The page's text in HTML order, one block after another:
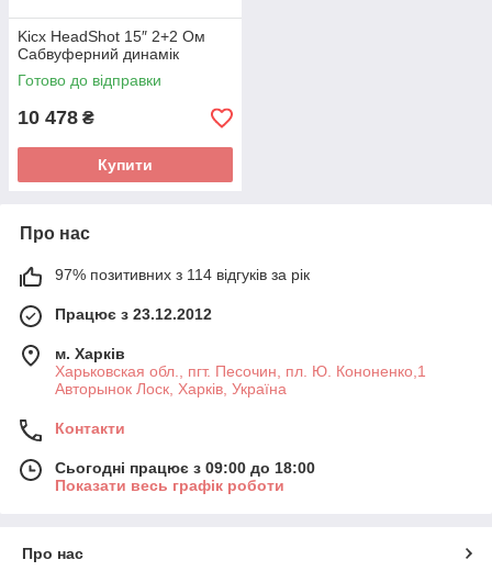
Kicx HeadShot 15″ 2+2 Ом
Сабвуферний динамік
Готово до відправки
10 478 ₴
Купити
Про нас
97% позитивних з 114 відгуків за рік
Працює з 23.12.2012
м. Харків
Харьковская обл., пгт. Песочин, пл. Ю. Кононенко,1
Авторынок Лоск, Харків, Україна
Контакти
Сьогодні працює з 09:00 до 18:00
Показати весь графік роботи
Про нас